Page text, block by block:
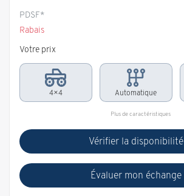
PDSF*
Rabais
Votre prix
4×4 Automatique
Plus de caractéristiques
Vérifier la disponibilité
Évaluer mon échange